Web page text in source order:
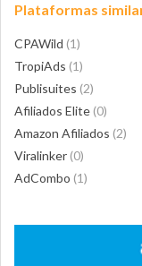
Plataformas
CPAWild (1)
TropiAds (1)
Publisuites (2)
Afiliados Elite (0)
Amazon Afiliados (2)
Viralinker (0)
AdCombo (1)